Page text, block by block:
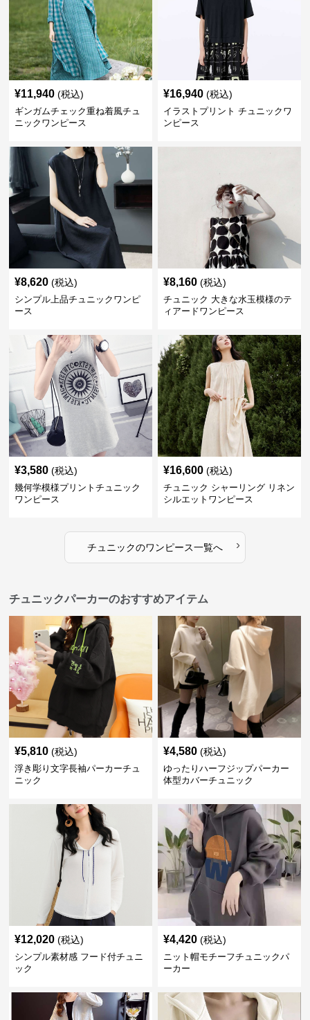
¥11,940 (税込)
ギンガムチェック重ね着風チュ
ニックワンピース
¥16,940 (税込)
イラストプリント チュニックワ
ンピース
¥8,620 (税込)
シンプル上品チュニックワンピ
ース
¥8,160 (税込)
チュニック 大きな水玉模様のテ
ィアードワンピース
¥3,580 (税込)
幾何学模様プリントチュニック
ワンピース
¥16,600 (税込)
チュニック シャーリング リネン
シルエットワンピース
チュニックのワンピース一覧へ ›
チュニックパーカーのおすすめアイテム
¥5,810 (税込)
浮き彫り文字長袖パーカーチュ
ニック
¥4,580 (税込)
ゆったりハーフジップパーカー
体型カバーチュニック
¥12,020 (税込)
シンプル素材感 フード付チュニ
ック
¥4,420 (税込)
ニット帽モチーフチュニックパ
ーカー